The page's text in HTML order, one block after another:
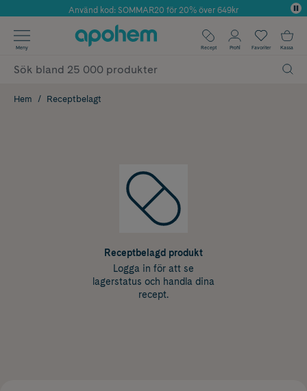
Årets Butik 2025 inom Skönhet
Använd kod: SOMMAR20 för 20% över 649kr
✓ Fri frakt
✓ Poäng på alla köp*
Meny Recept Profil Favoriter Kassa
Hem Receptbelagt
Receptbelagd produkt
Logga in för att se
lagerstatus och handla dina
recept.